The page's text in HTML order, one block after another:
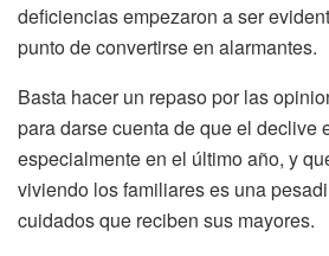
deficiencias empezaron a ser
punto de convertirse en alarmantes.
Basta hacer un repaso por las
para darse cuenta de que el declive
especialmente en el último año, y
viviendo los familiares es una
cuidados que reciben sus mayores.